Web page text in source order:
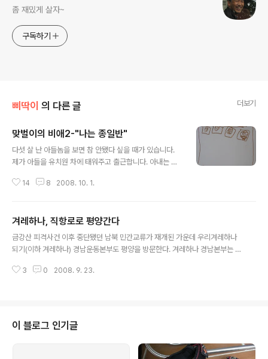
좀 재밌게 살자~
구독하기
삐딱이 의 다른 글 더보기
맞벌이의 비애2-"나는 종일반"
다섯 살 난 아들놈을 보면 참 안됐다 싶을 때가 있습니다.
제가 아들을 유치원 차에 태워주고 출근합니다. 아내는 저
먹여 유치원에 보냅니다. 그렇게 종일 유치원에서 보내고
집으로 갑니다. 맞벌이만 다람쥐 쳇바퀴가 아니라 애들도
그렇습니다. 참 안타깝죠. 맞벌이 부부는 싸움도 잦을 겁니
다. 둘 다 약속이 겹치거나 업무가 늦게 끝나는 날이면 불꽃
해 사는지 헷갈려집니다. 아들놈이 한 번씩 하는 말은 더 안
14 8 2008. 10. 1.
겨레하나, 직항로로 평양간다
금강산 피격사건 이후 중단됐던 남북 민간교류가 재개된 가운데 우리겨레하나
되기(이하 겨레하나) 경남운동본부도 평양을 방문한다. 겨레하나 경남본부는 2
4일 일정으로 평양시 삼석구역 양묘장 착공식 참석, 묘향산과 백두산을 둘러보
북측 민족화해협의회와 삼석구역 양묘장이 추진하는 것으로 2010년까지 모두
7억 원을 들여 10㏊ 면적에 온실, 관리사동, 태양광 발전시설 등이 지어진다.
3 0 2008. 9. 23.
이 블로그 인기글